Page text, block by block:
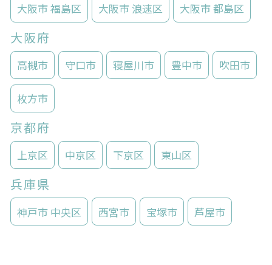
大阪市 福島区 大阪市 浪速区 大阪市 都島区
大阪府
高槻市 守口市 寝屋川市 豊中市 吹田市
枚方市
京都府
上京区 中京区 下京区 東山区
兵庫県
神戸市 中央区 西宮市 宝塚市 芦屋市